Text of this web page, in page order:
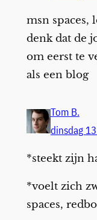
msn spaces,
denk dat de
om eerst te
als een blog
Tom B.
dinsdag
*steekt zijn
*voelt zich
spaces,